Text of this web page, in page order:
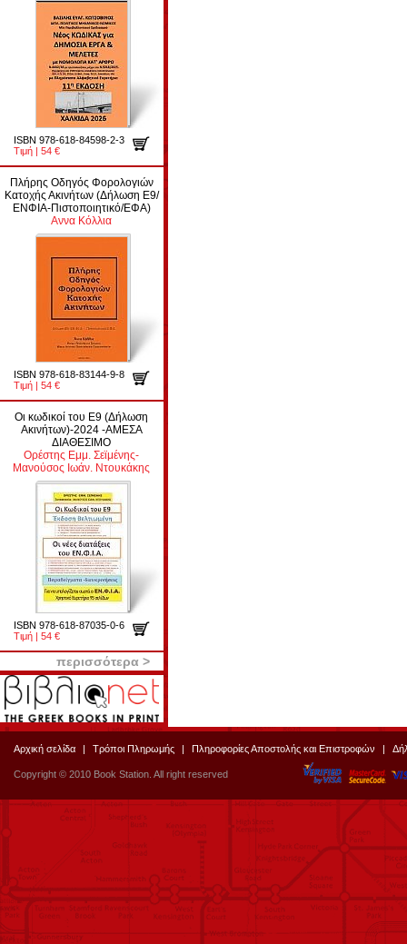
ISBN 978-618-84598-2-3
Τιμή | 54 €
Πλήρης Οδηγός Φορολογιών
Κατοχής Ακινήτων (Δήλωση Ε9/
ΕΝΦΙΑ-Πιστοποιητικό/ΕΦΑ)
Αννα Κόλλια
ISBN 978-618-83144-9-8
Τιμή | 54 €
Οι κωδικοί του Ε9 (Δήλωση
Ακινήτων)-2024 -ΑΜΕΣΑ
ΔΙΑΘΕΣΙΜΟ
Ορέστης Εμμ. Σεϊμένης-
Μανούσος Ιωάν. Ντουκάκης
ISBN 978-618-87035-0-6
Τιμή | 54 €
περισσότερα >
Αρχική σελίδα | Τρόποι Πληρωμής | Πληροφορίες Αποστολής και Επιστροφών |
Copyright © 2010 Book Station. All right reserved